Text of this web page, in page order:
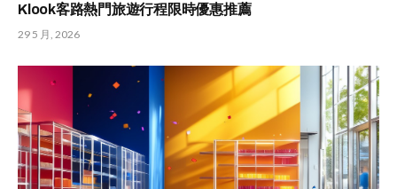
Klook客路熱門旅遊行程限時優惠推薦
29 5 月, 2026